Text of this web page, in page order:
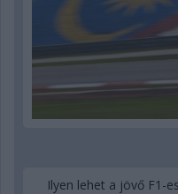
Ilyen lehet a jövő F1-